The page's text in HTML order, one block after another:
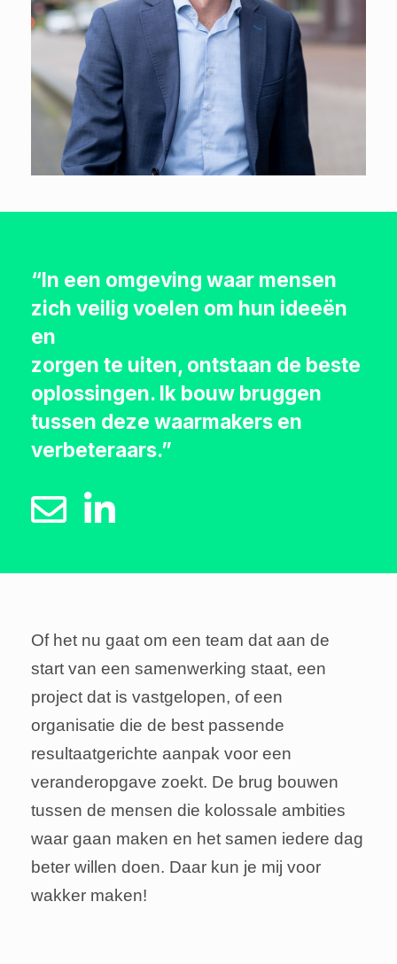
“In een omgeving waar mensen
zich veilig voelen om hun ideeën
en
zorgen te uiten, ontstaan de beste
oplossingen. Ik bouw bruggen
tussen deze waarmakers en
verbeteraars.”
Of het nu gaat om een team dat aan de
start van een samenwerking staat, een
project dat is vastgelopen, of een
organisatie die de best passende
resultaatgerichte aanpak voor een
veranderopgave zoekt. De brug bouwen
tussen de mensen die kolossale ambities
waar gaan maken en het samen iedere dag
beter willen doen. Daar kun je mij voor
wakker maken!